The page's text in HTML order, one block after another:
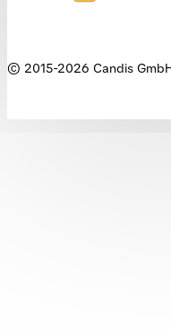
© 2015-2026 Candis